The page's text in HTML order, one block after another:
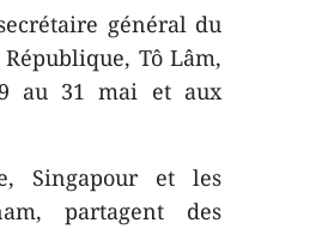
général du
Tô Lâm,
au 31 mai et aux
Singapour et les
partagent des